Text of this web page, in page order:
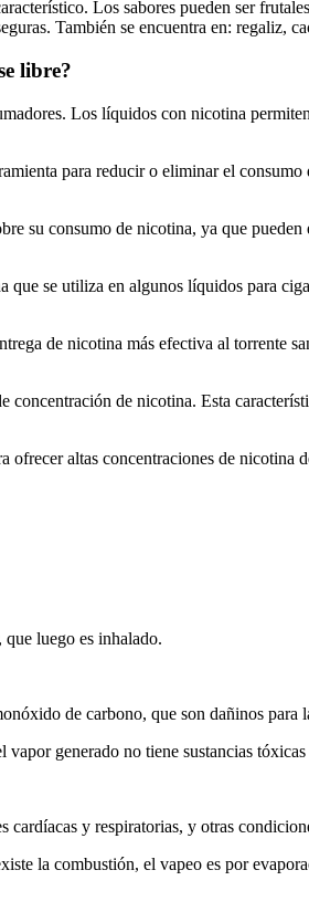
Los sabores pueden ser
También se encuentra en: regaliz,
libre?
Los líquidos con nicotina
para reducir o eliminar el
su consumo de nicotina, ya que
se utiliza en algunos líquidos para
de nicotina más efectiva al torrente
de nicotina. Esta
altas concentraciones de nicotina
luego es inhalado.
de carbono, que son dañinos para
generado no tiene sustancias tóxicas
cardíacas y respiratorias, y otras
la combustión, el vapeo es por